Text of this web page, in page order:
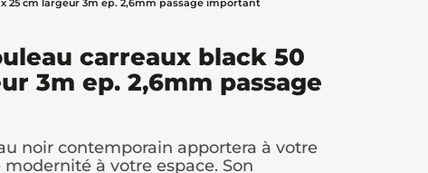
25 cm largeur 3m ep. 2,6mm passage important
carreaux black 50
3m ep. 2,6mm passage
noir contemporain apportera à votre
à votre espace. Son